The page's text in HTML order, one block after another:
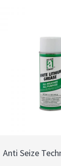
Anti Seize